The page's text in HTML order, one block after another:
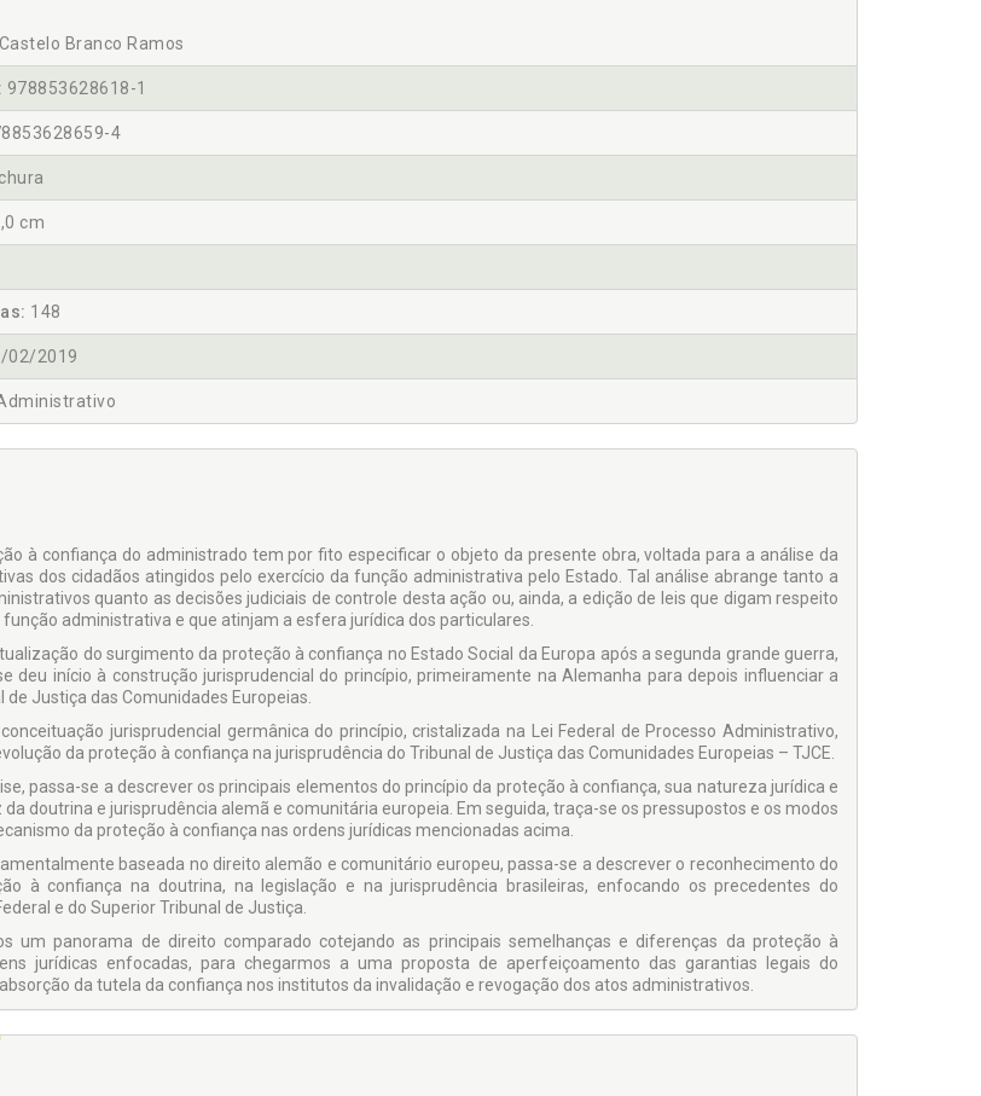
Branco Ramos
978853628618-1
4
cm
148
02/2019
à confiança do administrado tem por fito especificar o ob­jeto da presente obra, voltada para a análise da
dos ci­dadãos atingidos pelo exercício da função administrativa pelo Estado. Tal análise abrange tanto a
quanto as decisões judiciais de controle desta ação ou, ainda, a edição de leis que digam respeito
função administrativa e que atinjam a esfera jurídica dos particulares.
do surgimento da proteção à confiança no Estado Social da Europa após a segunda grande guerra,
deu iní­cio à construção jurisprudencial do princípio, primeiramente na Alemanha para depois influenciar a
de Justiça das Comunidades Europeias.
jurisprudencial germânica do princípio, cristali­zada na Lei Federal de Processo Administrativo,
da proteção à confiança na jurisprudência do Tribunal de Justiça das Comunidades Europeias – TJCE.
passa-se a descrever os principais elementos do princípio da proteção à confiança, sua natureza jurídica e
doutrina e jurisprudência alemã e comunitária europeia. Em seguida, traça-se os pres­supostos e os modos
da proteção à confiança nas ordens jurídicas mencionadas acima.
baseada no direito alemão e comunitário europeu, passa-se a descrever o reconhecimento do
à confiança na doutrina, na legislação e na jurisprudência brasileiras, enfocando os precedentes do
e do Superior Tribunal de Justiça.
um panorama de direito comparado cotejando as principais semelhanças e diferenças da proteção à
jurídicas enfoca­das, para chegarmos a uma proposta de aperfeiçoamento das garantias legais do
da tutela da confiança nos institutos da invali­dação e revogação dos atos administrativos.
se os mecanismos de concreção à segurança jurídica no exercício da função ad­ministrativa, dando-
à legalidade formal, o que, por outro prisma, agrega outras possibilidades ao controle judicial dos